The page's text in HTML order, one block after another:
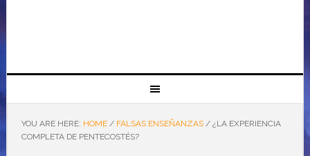
YOU ARE HERE: HOME / FALSAS ENSEÑANZAS /¿LA EXPERIENCIA
COMPLETA DE PENTECOSTÉS?